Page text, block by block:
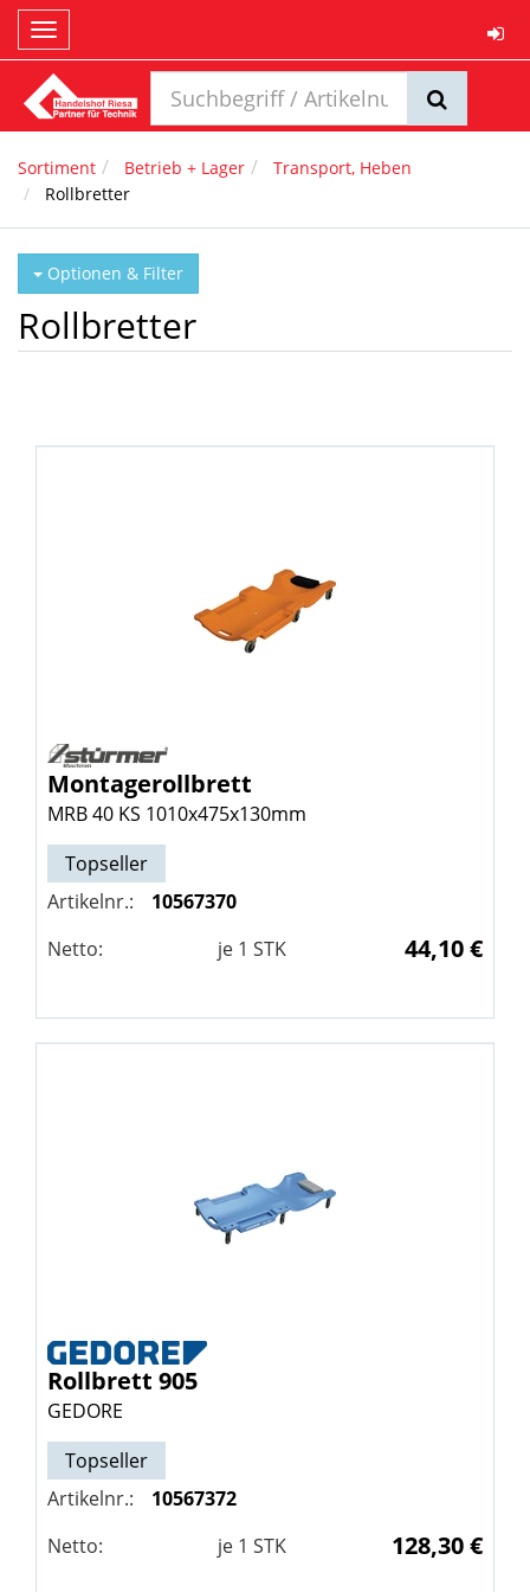
Toggle
navigation
Sortiment Betrieb + Lager
Transport, Heben
Rollbretter
Optionen & Filter
Rollbretter
Montagerollbrett
MRB 40 KS 1010x475x130mm
Topseller
Artikelnr.:
10567370
Netto:
je 1 STK 44,10 €
Rollbrett 905
GEDORE
Topseller
Artikelnr.:
10567372
Netto:
je 1 STK 128,30 €